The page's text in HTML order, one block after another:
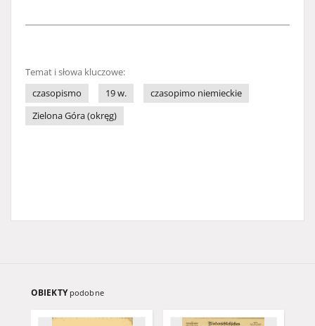
Temat i słowa kluczowe:
czasopismo
19 w.
czasopimo niemieckie
Zielona Góra (okręg)
OBIEKTY podobne